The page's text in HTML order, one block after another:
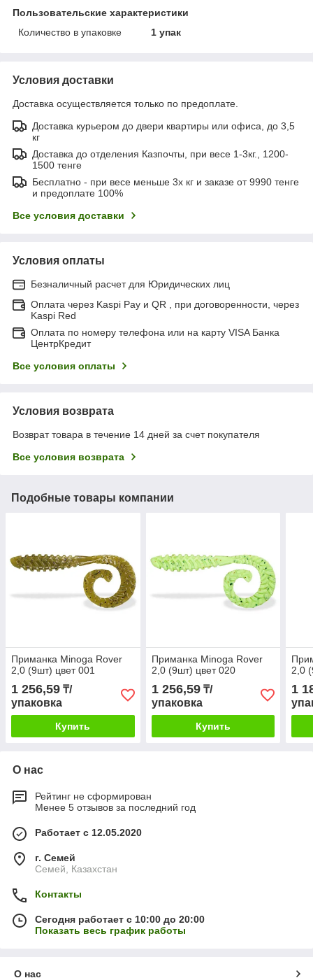
Пользовательские характеристики
Количество в упаковке
1 упак
Условия доставки
Доставка осуществляется только по предоплате.
Доставка курьером до двери квартиры или офиса, до 3,5
кг
Доставка до отделения Казпочты, при весе 1-3кг., 1200-
1500 тенге
Бесплатно - при весе меньше 3х кг и заказе от 9990 тенге
и предоплате 100%
Все условия доставки
Условия оплаты
Безналичный расчет для Юридических лиц
Оплата через Kaspi Pay и QR , при договоренности, через
Kaspi Red
Оплата по номеру телефона или на карту VISA Банка
ЦентрКредит
Все условия оплаты
Условия возврата
Возврат товара в течение 14 дней за счет покупателя
Все условия возврата
Подобные товары компании
Приманка Minoga Rover
2,0 (9шт) цвет 001
1 256,59 ₸/
упаковка
Купить
Приманка Minoga Rover
2,0 (9шт) цвет 020
1 256,59₸/
упаковка
Купить
2,0
1
О нас
Рейтинг не сформирован
Менее 5 отзывов за последний год
Работает с 12.05.2020
г. Семей
Семей, Казахстан
Контакты
Сегодня работает с 10:00 до 20:00
Показать весь график работы
О нас